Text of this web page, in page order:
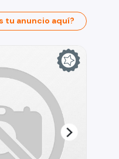
tu anuncio aquí?